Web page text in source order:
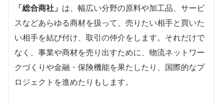
「総合商社」 は、幅広い分野の原料や加工品、サービ
スなどあらゆる商材を扱って、売りたい相手と買いた
い相手を結び付け、取引の仲介をします。それだけで
なく、事業や商材を売り出すために、物流ネットワー
クづくりや金融・保険機能を果たしたり、国際的なプ
ロジェクトを進めたりもします。